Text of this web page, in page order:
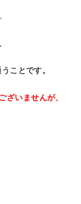
ことです。
ざいませんが、